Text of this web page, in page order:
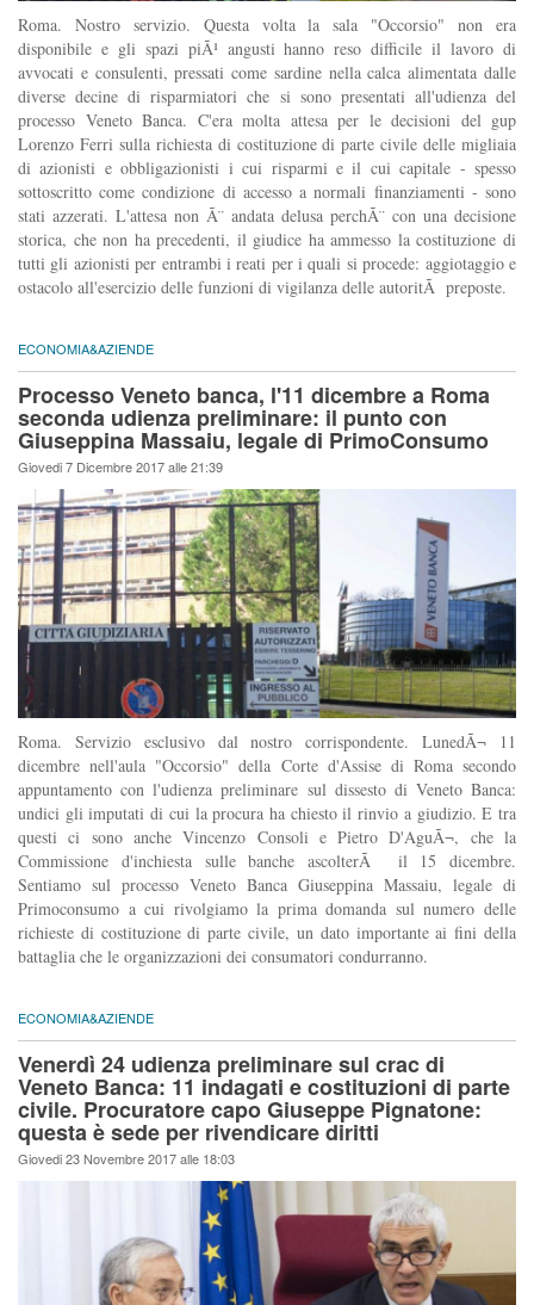
Roma. Nostro servizio. Questa volta la sala "Occorsio" non era
disponibile e gli spazi piÃ¹ angusti hanno reso difficile il lavoro di
avvocati e consulenti, pressati come sardine nella calca alimentata dalle
diverse decine di risparmiatori che si sono presentati all'udienza del
processo Veneto Banca. C'era molta attesa per le decisioni del gup
Lorenzo Ferri sulla richiesta di costituzione di parte civile delle migliaia
di azionisti e obbligazionisti i cui risparmi e il cui capitale - spesso
sottoscritto come condizione di accesso a normali finanziamenti - sono
stati azzerati. L'attesa non Ã¨ andata delusa perchÃ¨ con una decisione
storica, che non ha precedenti, il giudice ha ammesso la costituzione di
tutti gli azionisti per entrambi i reati per i quali si procede: aggiotaggio e
ostacolo all'esercizio delle funzioni di vigilanza delle autoritÃ preposte.
ECONOMIA&AZIENDE
Processo Veneto banca, l'11 dicembre a Roma
seconda udienza preliminare: il punto con
Giuseppina Massaiu, legale di PrimoConsumo
Giovedi 7 Dicembre 2017 alle 21:39
Roma. Servizio esclusivo dal nostro corrispondente. LunedÃ¬ 11
dicembre nell'aula "Occorsio" della Corte d'Assise di Roma secondo
appuntamento con l'udienza preliminare sul dissesto di Veneto Banca:
undici gli imputati di cui la procura ha chiesto il rinvio a giudizio. E tra
questi ci sono anche Vincenzo Consoli e Pietro D'AguÃ¬, che la
Commissione d'inchiesta sulle banche ascolterÃ il 15 dicembre.
Sentiamo sul processo Veneto Banca Giuseppina Massaiu, legale di
Primoconsumo a cui rivolgiamo la prima domanda sul numero delle
richieste di costituzione di parte civile, un dato importante ai fini della
battaglia che le organizzazioni dei consumatori condurranno.
ECONOMIA&AZIENDE
Venerdì 24 udienza preliminare sul crac di
Veneto Banca: 11 indagati e costituzioni di parte
civile. Procuratore capo Giuseppe Pignatone:
questa è sede per rivendicare diritti
Giovedi 23 Novembre 2017 alle 18:03